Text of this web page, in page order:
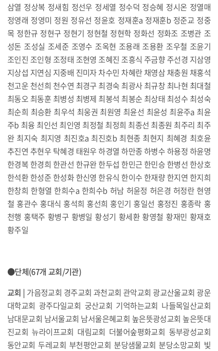
삼열 정상복 정새힘 정선우 정세열 정수덕 정승혜 정시온 정열매
정영래 정영미 정원 정유선 정윤호 정재훈a 정재훈b 정준교 정중
목 정한규 정현구 정현기 정현철 정현학 정화선 정화조 조병관 조
성돈 조성실 조세준 조영수 조옥현 조용래 조용환 조우철 조윤기
조인진 조인형 조정태 조현영 조혜진 조흥식 주금향 주선경 지삼영
지상섭 지연심 지중배 진미자 차수민 차혜란 채영삼 채충원 채홍석
천고운 천선희 천수연 최경구 최경숙 최광사 최규창 최나현 최대철
최동오 최동훈 최병성 최병제 최봉석 최봉순 최상태 최성수 최성숙
최순희 최승환 최우석 최웅권 최원영 최윤선 최윤성 최윤주a 최윤
주b 최융 최인선 최인영 최정철 최정희 최종선 최종원 최주리 최주
완 최지숙 최지영 최진호a 최진호b 최현종 최현지 최혜경 최호윤
추진연 추현우 탁혜경 태원우 하경열 하만종 하병수 하용정 하윤명
한경복 한경희 한관선 한규완 한두섭 한민근 한민승 한병선 한상호
한석환 한성준 한성화 한신영 한유식 한이수 한재량 한지연 한지희
한창희 한형열 한희수a 한희수b 허남 허윤정 허은경 허정란 현영
철 홍관수 홍대식 홍석희 홍선희 홍인기 홍일선 홍정진 홍종락 홍
천행 홍택주 황병구 황병일 황성기 황세환 황영철 황재민 황재호
황주일
●단체(67개 교회/기관)
교회 | 가음정교회 경주교회 과천교회 관악교회 광교산울교회 광운
대학교회 광주다일교회 궁산교회 기억하는교회 나들목일산교회
남대문교회 남서울교회 남서울은혜교회 높은뜻광성교회 높은뜻대
진교회 뉴라이프교회 대림교회 더불어숲평화교회 동부광성교회
동안교회 두레교회 부천평안교회 분당샘물교회 분당소망교회 빛